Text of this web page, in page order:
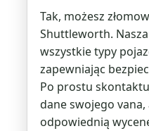
Tak, możesz
Shuttleworth.
wszystkie typy
zapewniając
Po prostu
dane swojego
odpowiednią